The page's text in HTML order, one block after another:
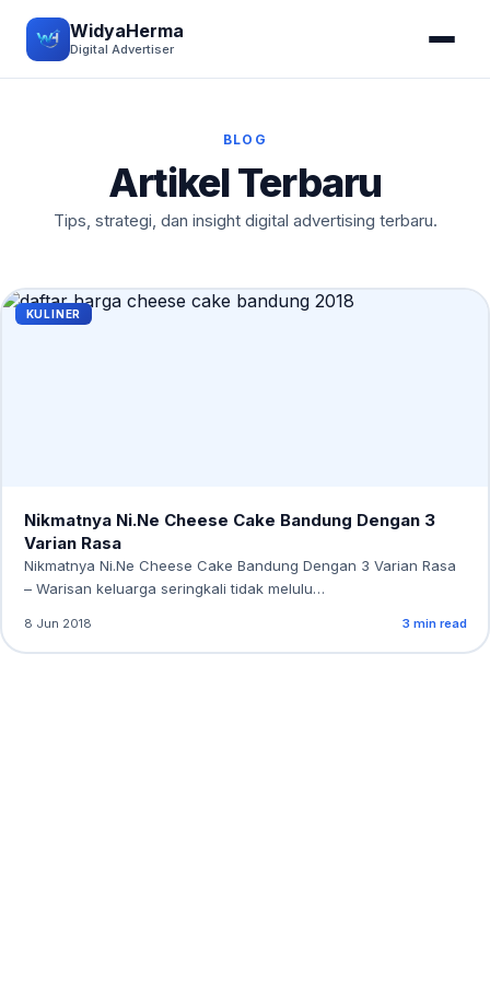
WidyaHerma
Digital Advertiser
BLOG
Artikel Terbaru
Tips, strategi, dan insight digital advertising terbaru.
KULINER
Nikmatnya Ni.Ne Cheese Cake Bandung Dengan 3
Varian Rasa
Nikmatnya Ni.Ne Cheese Cake Bandung Dengan 3 Varian Rasa
– Warisan keluarga seringkali tidak melulu…
8 Jun 2018 3 min read